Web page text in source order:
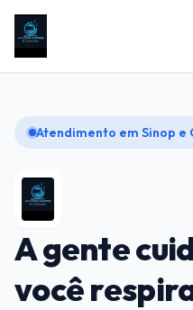
Atendimento em Sinop e
A gente
você